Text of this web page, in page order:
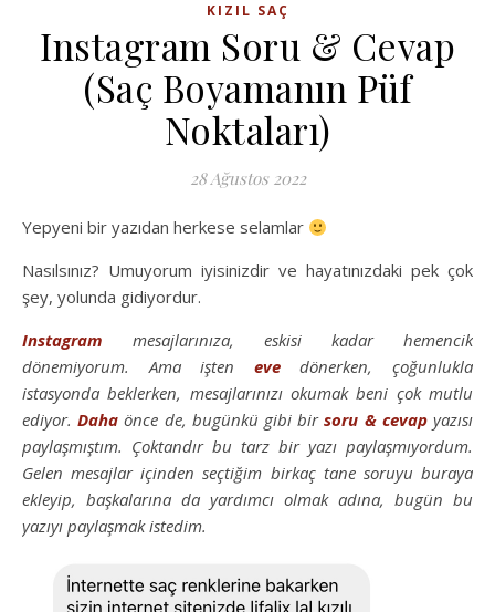
KIZIL SAÇ
Instagram Soru & Cevap
(Saç Boyamanın Püf
Noktaları)
28 Ağustos 2022
Yepyeni bir yazıdan herkese selamlar
Nasılsınız? Umuyorum iyisinizdir ve hayatınızdaki pek çok
şey, yolunda gidiyordur.
Instagram mesajlarınıza, eskisi kadar hemencik
dönemiyorum. Ama işten evedönerken, çoğunlukla
istasyonda beklerken, mesajlarınızı okumak beni çok mutlu
ediyor.Daha önce de, bugünkü gibi birsoru & cevapyazısı
paylaşmıştım. Çoktandır bu tarz bir yazı paylaşmıyordum.
Gelen mesajlar içinden seçtiğim birkaç tane soruyu buraya
ekleyip, başkalarına da yardımcı olmak adına, bugün bu
yazıyı paylaşmak istedim.